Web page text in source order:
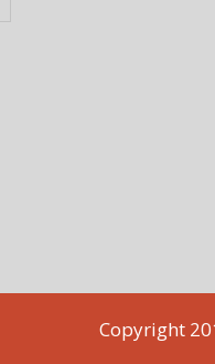
Copyright